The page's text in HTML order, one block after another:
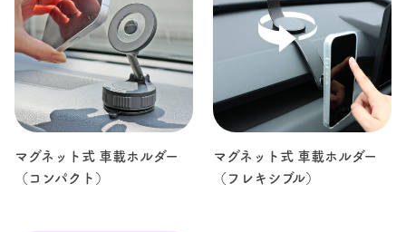
マグネット式 車載ホルダー
（コンパクト）
マグネット式 車載ホルダー
（フレキシブル）